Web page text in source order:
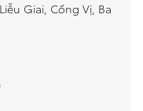
Giai, Cống Vị, Ba
100